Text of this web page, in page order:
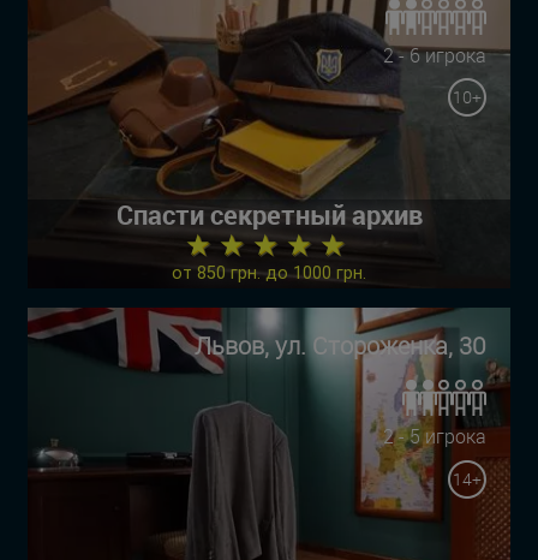
2 - 6 игрока
10+
Спасти секретный архив
★ ★ ★ ★ ★
от 850 грн. до 1000 грн.
Львов, ул. Стороженка, 30
2 - 5 игрока
14+